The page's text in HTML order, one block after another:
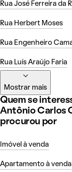
Rua José Ferreira da
Rua Herbert Moses
Rua Engenheiro
Rua Luís Araújo Faria
Mostrar mais
Quem se
Antônio Carlos
procurou por
Imóvel à venda
Apartamento à venda